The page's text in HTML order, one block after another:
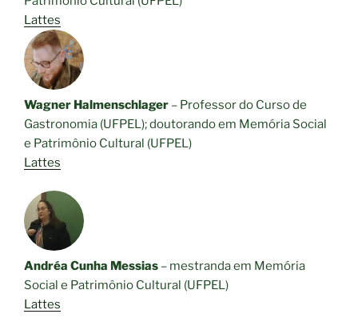
Lattes
Wagner Halmenschlager – Professor do Curso de
Gastronomia (UFPEL); doutorando em Memória Social
e Patrimônio Cultural (UFPEL)
Lattes
Andréa Cunha Messias – mestranda em Memória
Social e Patrimônio Cultural (UFPEL)
Lattes